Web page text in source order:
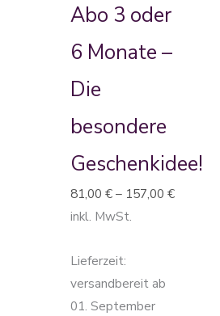
Abo 3 oder
6 Monate –
Die
besondere
Geschenkidee!
81,00 €– 157,00 €
inkl. MwSt.
Lieferzeit:
versandbereit ab
01. September
Varianten
Die
auf
Produktseite
gewählt